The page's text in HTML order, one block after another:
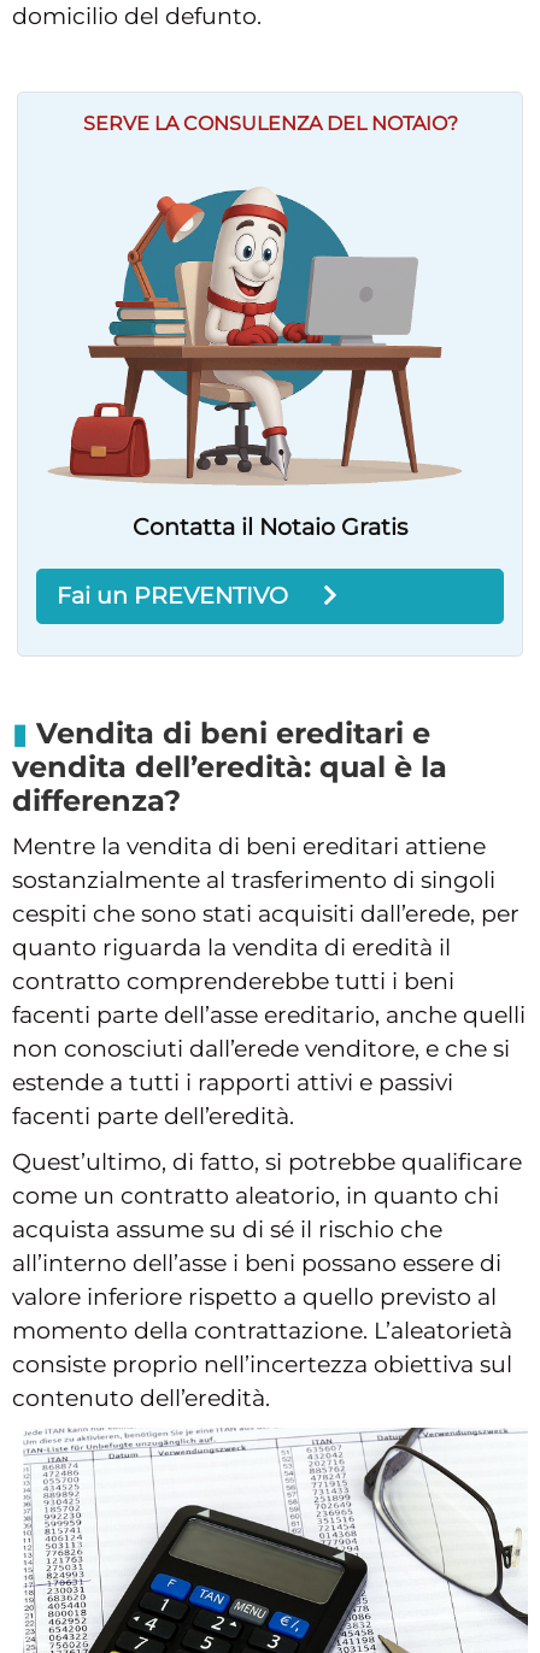
domicilio del defunto.
SERVE LA CONSULENZA DEL NOTAIO?
Contatta il Notaio Gratis
Fai un PREVENTIVO
Vendita di beni ereditari e
vendita dell’eredità: qual è la
differenza?
Mentre la vendita di beni ereditari attiene
sostanzialmente al trasferimento di singoli
cespiti che sono stati acquisiti dall’erede, per
quanto riguarda la vendita di eredità il
contratto comprenderebbe tutti i beni
facenti parte dell’asse ereditario, anche quelli
non conosciuti dall’erede venditore, e che si
estende a tutti i rapporti attivi e passivi
facenti parte dell’eredità.
Quest’ultimo, di fatto, si potrebbe qualificare
come un contratto aleatorio, in quanto chi
acquista assume su di sé il rischio che
all’interno dell’asse i beni possano essere di
valore inferiore rispetto a quello previsto al
momento della contrattazione. L’aleatorietà
consiste proprio nell’incertezza obiettiva sul
contenuto dell’eredità.